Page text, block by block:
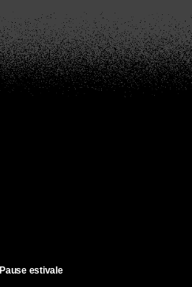
Pause estivale